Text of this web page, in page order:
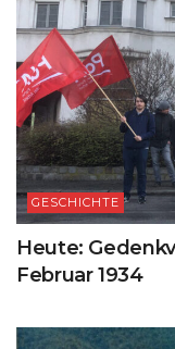
GESCHICHTE
Heute:
Februar 1934